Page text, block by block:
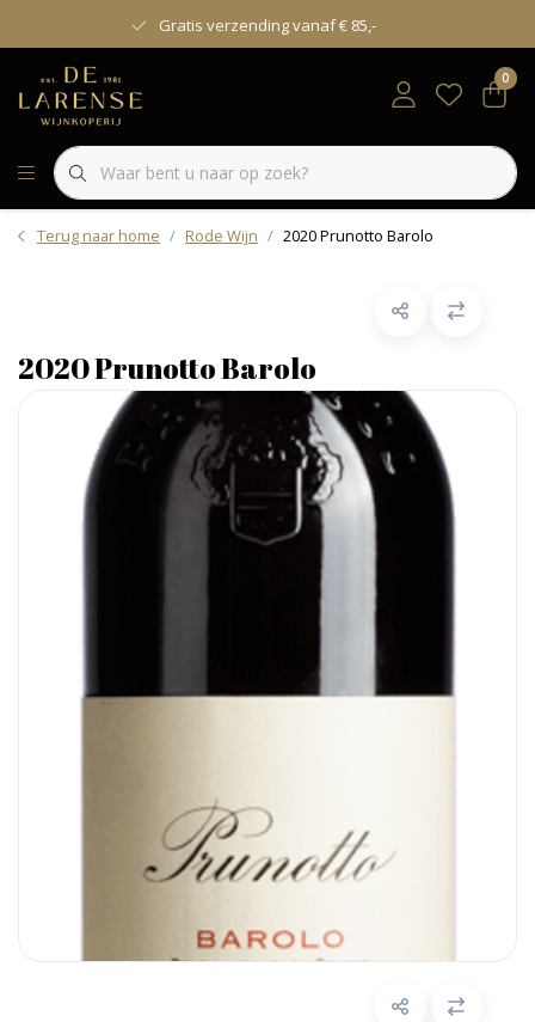
Gratis verzending vanaf € 85,-
0
Terug naar home Rode Wijn 2020 Prunotto Barolo
2020 Prunotto Barolo